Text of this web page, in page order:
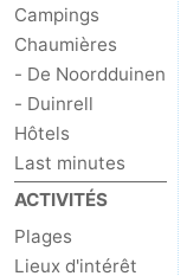
Campings
Chaumières
- De Noordduinen
- Duinrell
Hôtels
Last minutes
ACTIVITÉS
Plages
Lieux d'intérêt